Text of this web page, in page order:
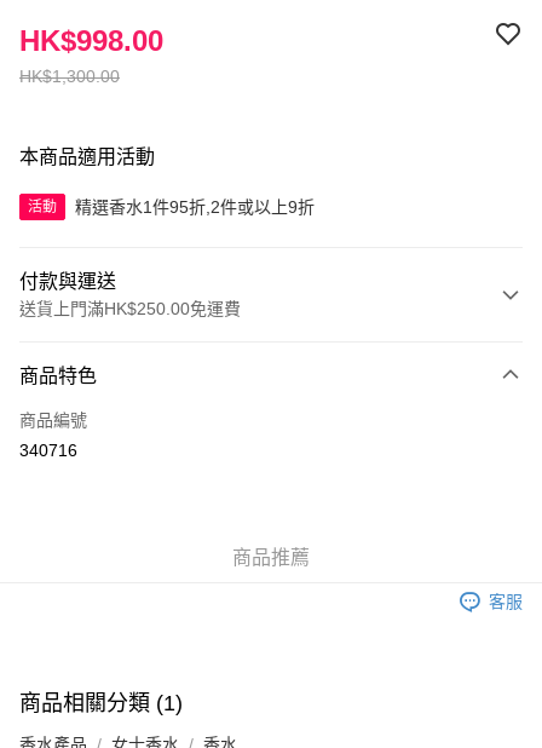
HK$1,300.00
HK$998.00
本商品適用活動
活動 精選香水1件95折,2件或以上9折
付款與運送
送貨上門滿HK$250.00免運費
信用卡
Apple Pay
付款後門市自取，訂單確認後2-4個工作天到店，7天內取。逾期後
商品特色
商品編號
340716
商品推薦
客服
商品相關分類 (1)